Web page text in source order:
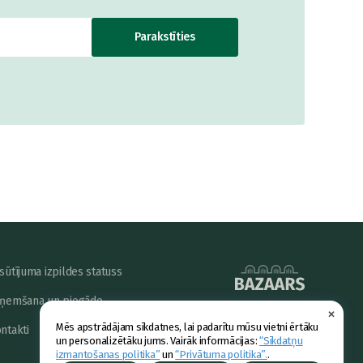
×
Mēs apstrādājam sīkdatnes, lai padarītu mūsu vietni ērtāku
un personalizētāku jums. Vairāk informācijas:“Sīkdatņu
izmantošanas politika” un“Privātuma politika”..
Parakstīties
izpildes statuss
un piegāde